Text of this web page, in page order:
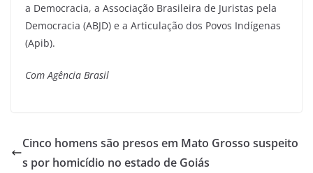
a Democracia, a Associação Brasileira de Juristas pela
Democracia (ABJD) e a Articulação dos Povos Indígenas
(Apib).
Com Agência Brasil
Cinco homens são presos em Mato Grosso suspeito
s por homicídio no estado de Goiás